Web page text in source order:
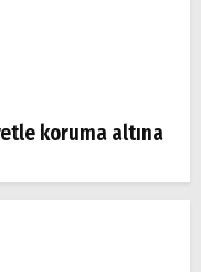
koruma altına